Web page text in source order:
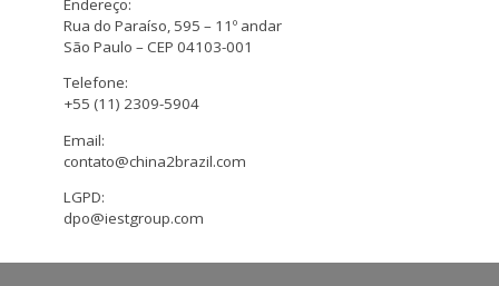
Endereço:
Rua do Paraíso, 595 – 11º andar
São Paulo – CEP 04103-001
Telefone:
+55 (11) 2309-5904
Email:
contato@china2brazil.com
LGPD:
dpo@iestgroup.com